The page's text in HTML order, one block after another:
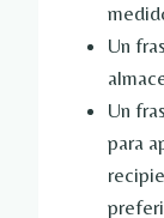
Un
Un
para